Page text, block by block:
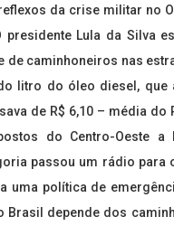
da crise militar no
Lula da Silva
de caminhoneiros nas
litro do óleo diesel, que
de R$ 6,10 – média do
do Centro-Oeste a
passou um rádio para
uma política de
Brasil depende dos